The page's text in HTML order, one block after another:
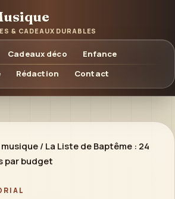
& CADEAUX DURABLES
Cadeaux déco
Enfance
Rédaction Contact
/ La Liste de Baptême : 24
par budget